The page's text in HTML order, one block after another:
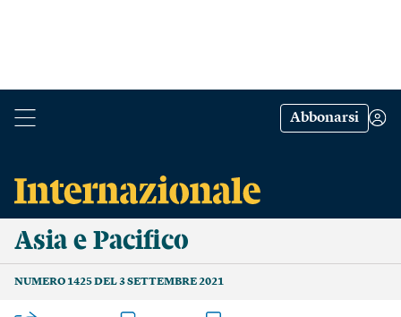
Abbonarsi
Asia e Pacifico
NUMERO 1425 DEL 3 SETTEMBRE 2021